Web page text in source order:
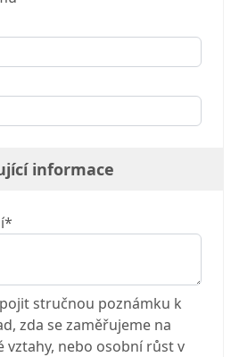
informace
stručnou poznámku k
zda se zaměřujeme na
vztahy, nebo osobní růst v